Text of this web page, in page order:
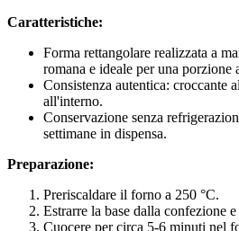
Caratteristiche:
Forma rettangolare realizzata a
romana e ideale per una porzione
Consistenza autentica: croccante
all'interno.
Conservazione senza
settimane in dispensa.
Preparazione:
Preriscaldare il forno a 250 °C.
Estrarre la base dalla confezione
Cuocere per circa 5-6 minuti nel